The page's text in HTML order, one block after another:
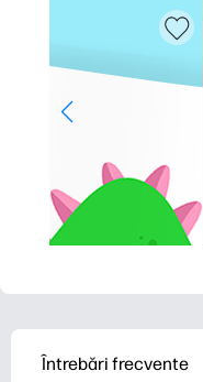
Întrebări frecvente